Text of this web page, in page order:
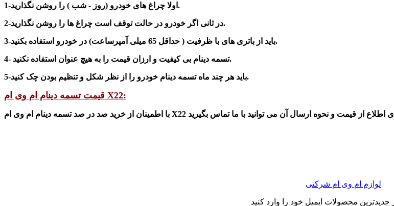
1-اولا چراغ های خودرو (روز - شب ) را روشن نگذارید.
2-در ثانی اگر خودرو در حالت توقف است چراغ ها را روشن نگذارید.
3-باید از باتری های با ظرفیت ( حداقل 65 میلی آمپرساعت) در خودرو استفاده بکنید.
4- تسمه دینام بی کیفیت و ارزان قیمت را به هیچ عنوان استفاده نکنید.
5-باید هر چند ماه تسمه دینام خودرو را از نظر شکل و تنظیم بودن چک کنید.
قیمت تسمه دینام ام وی ام X22:
با اطمینان از خرید صد در صد تسمه دینام ام وی ام X22
لوازم ام وی ام شرکتی
جدیدترین محصولات ایمیل خود را وارد کنید